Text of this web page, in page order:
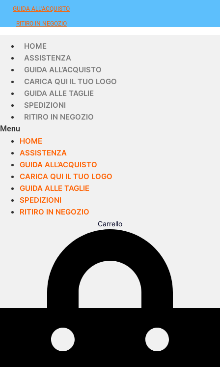
GUIDA ALL'ACQUISTO
RITIRO IN NEGOZIO
HOME
ASSISTENZA
GUIDA ALL’ACQUISTO
CARICA QUI IL TUO LOGO
GUIDA ALLE TAGLIE
SPEDIZIONI
RITIRO IN NEGOZIO
Menu
HOME
ASSISTENZA
GUIDA ALL’ACQUISTO
CARICA QUI IL TUO LOGO
GUIDA ALLE TAGLIE
SPEDIZIONI
RITIRO IN NEGOZIO
Carrello